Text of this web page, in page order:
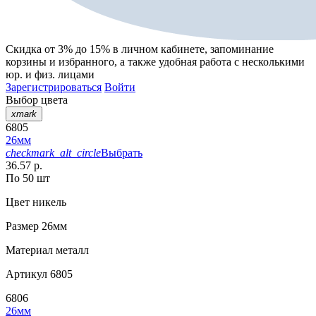
Скидка от 3% до 15% в личном кабинете, запоминание
корзины и избранного, а также удобная работа с несколькими
юр. и физ. лицами
Зарегистрироваться Войти
Выбор цвета
xmark
6805
26мм
checkmark_alt_circleВыбрать
36.57 р.
По 50 шт
Цвет никель
Размер 26мм
Материал металл
Артикул 6805
6806
26мм